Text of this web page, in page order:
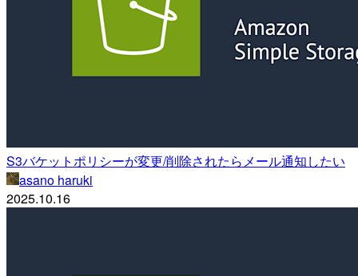
S3バケットポリシーが変更/削除されたらメール通知したい
asano haruki
2025.10.16